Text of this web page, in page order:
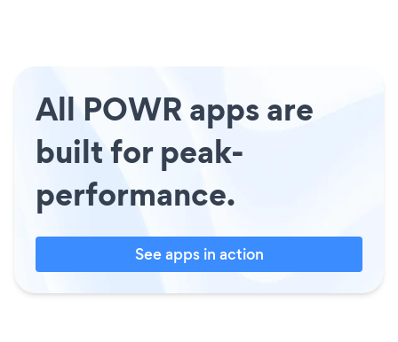
All POWR apps are
built for peak-
performance.
See apps in action